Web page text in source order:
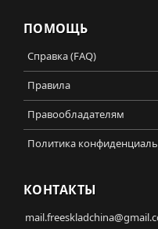
ПОМОЩЬ
Справка (FAQ)
Правила
Правообладателям
Политика
КОНТАКТЫ